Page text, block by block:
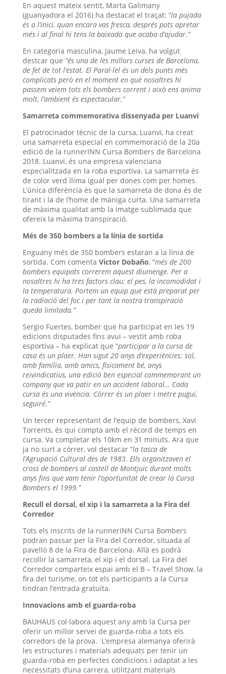
En aquest mateix sentit, Marta Galimany
(guanyadora el 2016) ha destacat el traçat: “la pujada
és a l’inici, quan encara vas fresca, després pots apretar
més i al final hi tens la baixada que acaba d’ajudar.”
En categoria masculina, Jaume Leiva, ha volgut
destcar que “és una de les millors curses de Barcelona,
de fet de tot l’estat. El Paral·lel és un dels punts més
complicats però en el moment en què nosaltres hi
passem veiem tots els bombers corrent i això ens anima
molt, l’ambient és espectacular.”
Samarreta commemorativa dissenyada per Luanvi
El patrocinador tècnic de la cursa, Luanvi, ha creat
una samarreta especial en commemoració de la 20a
edició de la runnerINN Cursa Bombers de Barcelona
2018. Luanvi, és una empresa valenciana
especialitzada en la roba esportiva. La samarreta és
de color verd llima igual per dones com per homes.
L’única diferència és que la samarreta de dona és de
tirant i la de l’home de màniga curta. Una samarreta
de màxima qualitat amb la imatge sublimada que
ofereix la màxima transpiració.
Més de 350 bombers a la línia de sortida
Enguany més de 350 bombers estaran a la línia de
sortida. Com comenta Víctor Dobaño, “més de 200
bombers equipats correrem aquest diumenge. Per a
nosaltres hi ha tres factors clau: el pes, la incomodidat i
la temperatura. Portem un equip que està preparat per
la radiació del foc i per tant la nostra transpiració
queda limitada.”
Sergio Fuertes, bomber que ha participat en les 19
edicions disputades fins avui – vestit amb roba
esportiva – ha explicat que “participar a la cursa de
casa és un plaer. Han sigut 20 anys d’experiències: sol,
amb família, amb amics, físicament bé, anys
reivindicatius, una edició ben especial commemorant un
company que va patir en un accident laboral… Cada
cursa és una vivència. Córrer és un plaer i metre pugui,
seguiré.”
Un tercer representant de l’equip de bombers, Xavi
Torrents, és qui compta amb el rècord de temps en
cursa. Va completar els 10km en 31 minuts. Ara que
ja no surt a córrer, vol destacar “la tasca de
l’Agrupació Cultural des de 1983. Ells organitzaven el
cross de bombers al castell de Montjuic durant molts
anys fins que vam tenir l’oportunitat de crear la Cursa
Bombers el 1999.”
Recull el dorsal, el xip i la samarreta a la Fira del
Corredor
Tots els inscrits de la runnerINN Cursa Bombers
podran passar per la Fira del Corredor, situada al
pavelló 8 de la Fira de Barcelona. Allà es podrà
recollir la samarreta, el xip i el dorsal. La Fira del
Corredor comparteix espai amb el B – Travel Show, la
fira del turisme, on tot els participants a la Cursa
tindran l’entrada gratuïta.
Innovacions amb el guarda-roba
BAUHAUS col·labora aquest any amb la Cursa per
oferir un millor servei de guarda-roba a tots els
corredors de la prova. L’empresa alemanya oferirà
les estructures i materials adequats per tenir un
guarda-roba en perfectes condicions i adaptat a les
necessitats d’una carrera, utilitzant materials